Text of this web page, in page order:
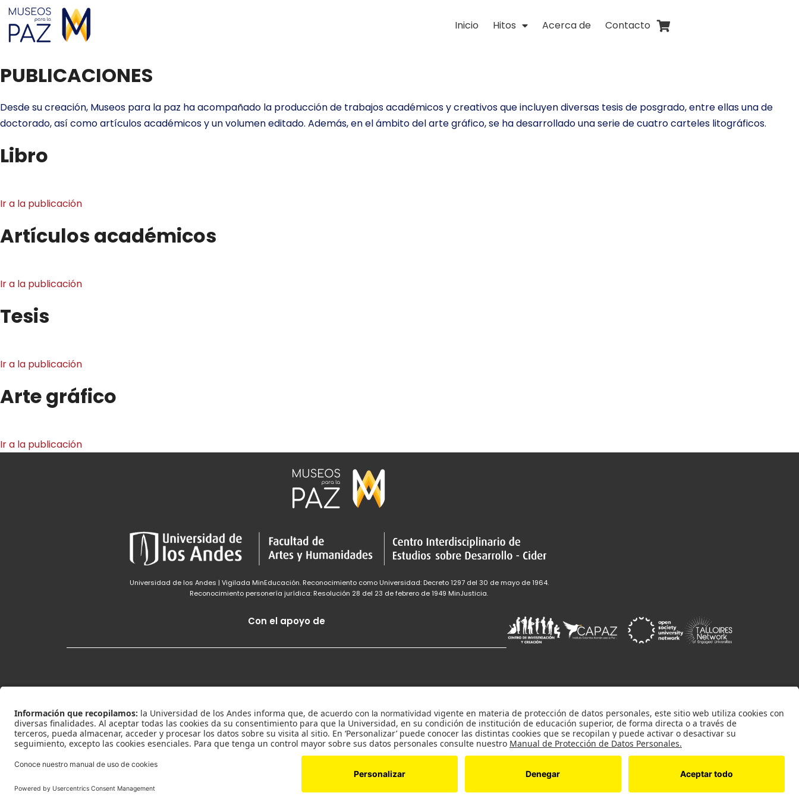
Inicio Hitos Acerca de Contacto
PUBLICACIONES
Desde su creación, Museos para la paz ha acompañado la producción de trabajos académicos y creativos que incluyen diversas tesis de posgrado, entre ellas una de
doctorado, así como artículos académicos y un volumen editado. Además, en el ámbito del arte gráfico, se ha desarrollado una serie de cuatro carteles litográficos.
Libro
Ir a la publicación
Artículos académicos
Ir a la publicación
Tesis
Ir a la publicación
Arte gráfico
Ir a la publicación
Universidad de los Andes | Vigilada MinEducación. Reconocimiento como Universidad: Decreto 1297 del 30 de mayo de 1964.
Reconocimiento personería jurídica: Resolución 28 del 23 de febrero de 1949 MinJusticia.
Con el apoyo de